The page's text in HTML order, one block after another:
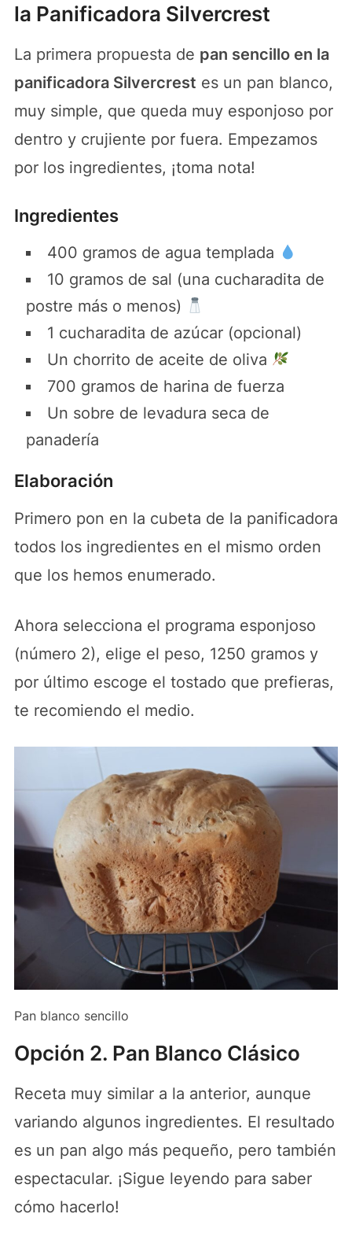
la Panificadora Silvercrest
La primera propuesta de pan sencillo en la
panificadora Silvercrest es un pan blanco,
muy simple, que queda muy esponjoso por
dentro y crujiente por fuera. Empezamos
por los ingredientes, ¡toma nota!
Ingredientes
400 gramos de agua templada
10 gramos de sal (una cucharadita de
postre más o menos)
1 cucharadita de azúcar (opcional)
Un chorrito de aceite de oliva
700 gramos de harina de fuerza
Un sobre de levadura seca de
panadería
Elaboración
Primero pon en la cubeta de la panificadora
todos los ingredientes en el mismo orden
que los hemos enumerado.
Ahora selecciona el programa esponjoso
(número 2), elige el peso, 1250 gramos y
por último escoge el tostado que prefieras,
te recomiendo el medio.
Pan blanco sencillo
Opción 2. Pan Blanco Clásico
Receta muy similar a la anterior, aunque
variando algunos ingredientes. El resultado
es un pan algo más pequeño, pero también
espectacular. ¡Sigue leyendo para saber
cómo hacerlo!